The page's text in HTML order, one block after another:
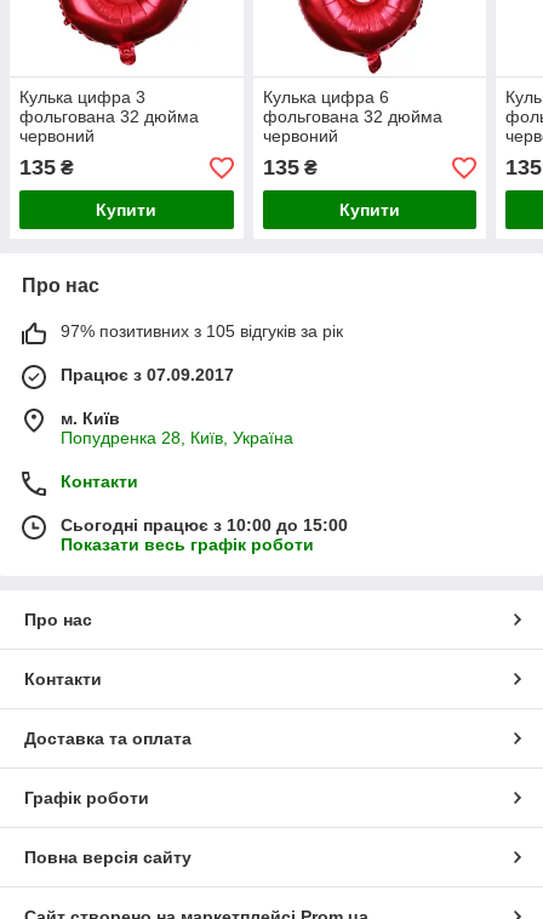
Кулька цифра 3
фольгована 32 дюйма
червоний
135 ₴
Купити
Кулька цифра 6
фольгована 32 дюйма
червоний
135₴
Купити
135
Про нас
97% позитивних з 105 відгуків за рік
Працює з 07.09.2017
м. Київ
Попудренка 28, Київ, Україна
Контакти
Сьогодні працює з 10:00 до 15:00
Показати весь графік роботи
Про нас
Контакти
Доставка та оплата
Графік роботи
Повна версія сайту